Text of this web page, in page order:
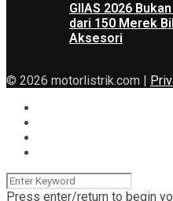
GIIAS 2026
dari 150 Merek
Aksesori
© 2026 motorlistrik.com |
Press enter/return to begin